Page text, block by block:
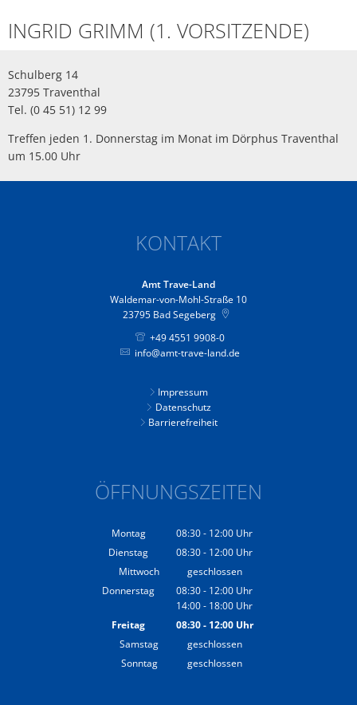
INGRID GRIMM (1. VORSITZENDE)
Schulberg 14
23795 Traventhal
Tel. (0 45 51) 12 99
Treffen jeden 1. Donnerstag im Monat im Dörphus Traventhal
um 15.00 Uhr
KONTAKT
Amt Trave-Land
Waldemar-von-Mohl-Straße 10
23795 Bad Segeberg
+49 4551 9908-0
info@amt-trave-land.de
Impressum
Datenschutz
Barrierefreiheit
ÖFFNUNGSZEITEN
Montag 08:30- 12:00 Uhr
Von 08:30 bis 12:00 Uhr
Dienstag 08:30- 12:00 Uhr
Von 08:30 bis 12:00 Uhr
Mittwoch
geschlossen
Donnerstag
08:30- 12:00 Uhr
Von 08:30 bis 12:00 Uhr
14:00- 18:00 Uhr
Von 14:00 bis 18:00 Uhr
Freitag 08:30- 12:00Uhr
Von 08:30 bis 12:00 Uhr
Samstag
geschlossen
Sonntag
geschlossen